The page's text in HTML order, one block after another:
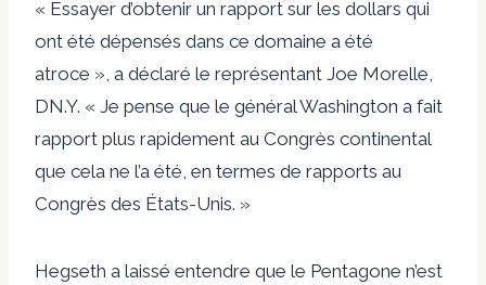
« Essayer d’obtenir un rapport sur les dollars qui
ont été dépensés dans ce domaine a été
atroce », a déclaré le représentant Joe Morelle,
DN.Y. « Je pense que le général Washington a fait
rapport plus rapidement au Congrès continental
que cela ne l’a été, en termes de rapports au
Congrès des États-Unis. »
Hegseth a laissé entendre que le Pentagone n’est